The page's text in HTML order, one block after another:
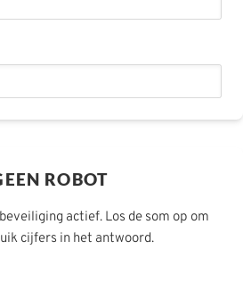
ROBOT
actief. Los de som op om
cijfers in het antwoord.